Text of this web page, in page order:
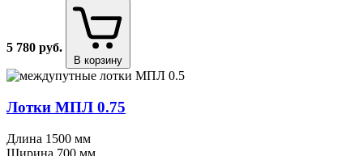
5 780 руб.
В корзину
Лотки МПЛ 0.75
Длина 1500 мм
Ширина 700 мм